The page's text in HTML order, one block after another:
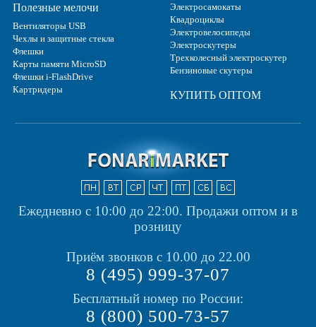
Полезные мелочи
Вентиляторы USB
Чехлы и защитные стекла
Флешки
Карты памяти MicroSD
Флешки i-FlashDrive
Картридеры
Электросамокаты
Квадроциклы
Электровелосипеды
Электроскутеры
Трехколесный электроскутер
Бензиновые скутеры
КУПИТЬ ОПТОМ
Ежедневно с 10:00 до 22:00. Продажи оптом и в
розницу
Приём звонков с 10.00 до 22.00
8 (495) 999-37-07
Бесплатный номер по России:
8 (800) 500-73-57